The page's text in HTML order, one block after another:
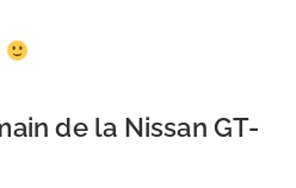
de la Nissan GT-